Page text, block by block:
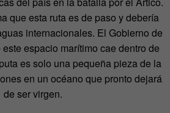
que esta ruta es de paso y debería
internacionales. El Gobierno de
espacio marítimo cae dentro de
es solo una pequeña pieza de la
en un océano que pronto dejará
de ser virgen.